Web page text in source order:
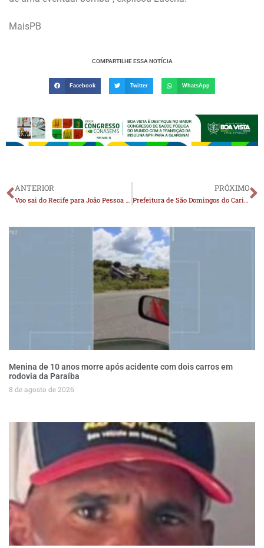
MaisPB
COMPARTILHE ESSA NOTÍCIA
Facebook Twitter WhatsApp
ANTERIOR
Voo sai do Recife para João Pessoa e apresenta problemas técnicos
PRÓXIMO
Prefeitura de São Domingos do Cariri encerra 1ª Copa Rural com grande final; Melo é o time campeão
Menina de 10 anos morre após acidente com dois carros em
rodovia da Paraíba
8 de agosto de 2026